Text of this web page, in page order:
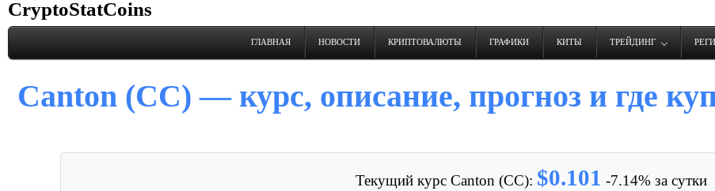
CryptoStatCoins
ГЛАВНАЯ НОВОСТИ КРИПТОВАЛЮТЫ ГРАФИКИ КИТЫ ТРЕЙДИНГ
Canton (CC) — курс, описание, прогноз и где
Текущий курс Canton (CC): $0.101 -7.14% за сутки